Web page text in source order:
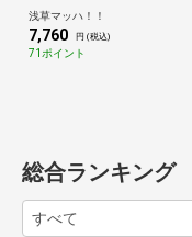
浅草マッハ！！
7,760 円 (税込)
71ポイント
総合ランキング